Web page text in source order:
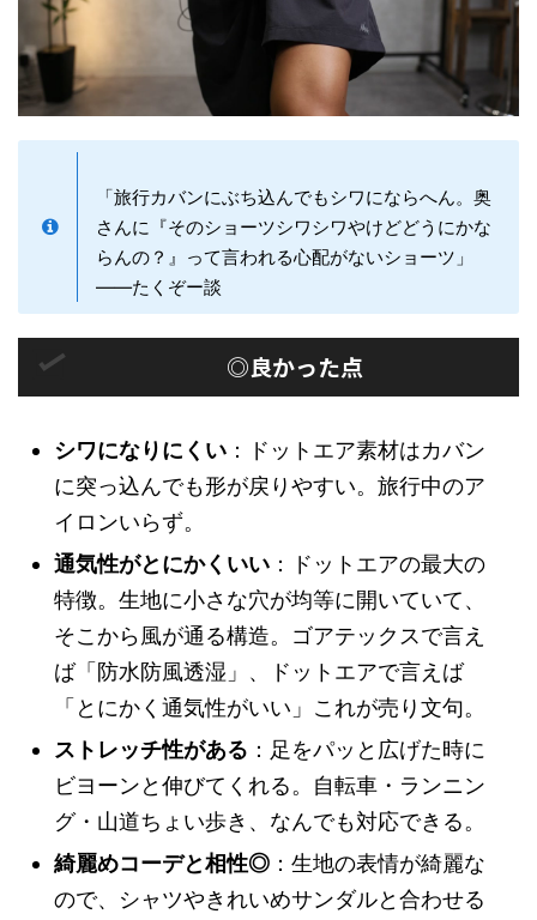
「旅行カバンにぶち込んでもシワにならへん。奥
さんに『そのショーツシワシワやけどどうにかな
らんの？』って言われる心配がないショーツ」
——たくぞー談
◎良かった点
シワになりにくい ：ドットエア素材はカバン
に突っ込んでも形が戻りやすい。旅行中のア
イロンいらず。
通気性がとにかくいい ：ドットエアの最大の
特徴。生地に小さな穴が均等に開いていて、
そこから風が通る構造。ゴアテックスで言え
ば「防水防風透湿」、ドットエアで言えば
「とにかく通気性がいい」これが売り文句。
ストレッチ性がある ：足をパッと広げた時に
ビヨーンと伸びてくれる。自転車・ランニン
グ・山道ちょい歩き、なんでも対応できる。
綺麗めコーデと相性◎ ：生地の表情が綺麗な
ので、シャツやきれいめサンダルと合わせる